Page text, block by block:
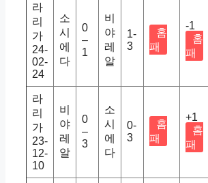
라
리
가
24-
02-
24
소
시
에
다
0
–
1
비
야
레
알
1-
3
홈
패
-1
홈
패
라
리
가
23-
12-
10
비
야
레
알
0
–
3
소
시
에
다
0-
3
홈
패
+1
홈
패